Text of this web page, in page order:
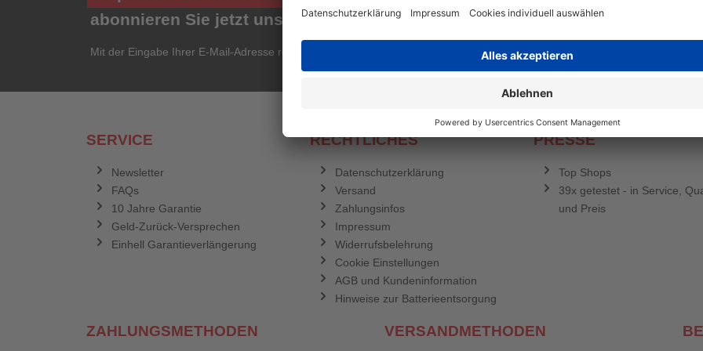
abonnieren Sie jetzt unseren kostenlosen Newsletter!
Mit der Eingabe Ihrer E-Mail-Adresse registrieren Sie sich für den Druckerzubehör.de-Newsletter. Weitere Informationen
SERVICE
Newsletter
FAQs
10 Jahre Garantie
Geld-Zurück-Versprechen
Einhell Garantieverlängerung
RECHTLICHES
Datenschutzerklärung
Versand
Zahlungsinfos
Impressum
Widerrufsbelehrung
Cookie Einstellungen
AGB und Kundeninformation
Hinweise zur Batterieentsorgung
PRESSE
Top Shops
39x getestet - in Service,
und Preis
ZAHLUNGSMETHODEN VERSANDMETHODEN